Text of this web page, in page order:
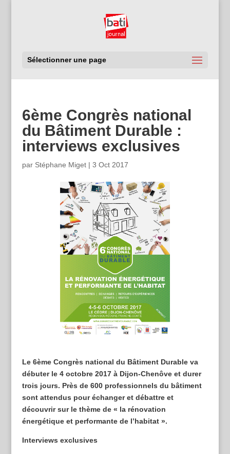
Sélectionner une page
6ème Congrès national
du Bâtiment Durable :
interviews exclusives
par Stéphane Miget| 3 Oct 2017
Le 6ème Congrès national du Bâtiment Durable va
débuter le 4 octobre 2017 à Dijon-Chenôve et durer
trois jours. Près de 600 professionnels du bâtiment
sont attendus pour échanger et débattre et
découvrir sur le thème de « la rénovation
énergétique et performante de l’habitat ».
Interviews exclusives